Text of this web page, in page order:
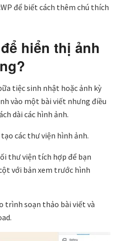
để biết cách thêm chú thích
hiển thị ảnh
tiệc sinh nhật hoặc ảnh kỳ
vào một bài viết nhưng điều
dài các hình ảnh.
các thư viện hình ảnh.
thư viện tích hợp để bạn
với bản xem trước hình
trình soạn thảo bài viết và